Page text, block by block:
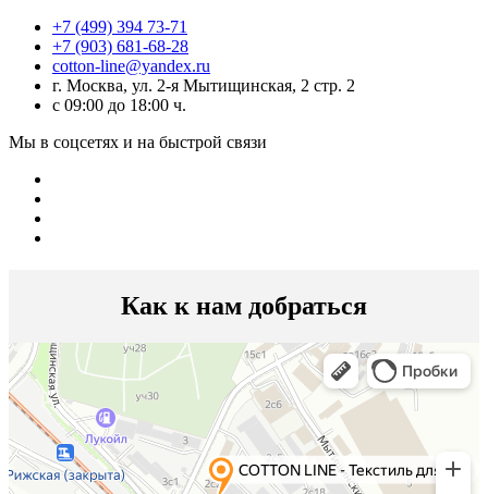
+7 (499) 394 73-71
+7 (903) 681-68-28
cotton-line@yandex.ru
г. Москва, ул. 2-я Мытищинская, 2 стр. 2
с 09:00 до 18:00 ч.
Мы в соцсетях и на быстрой связи
Как к нам добраться